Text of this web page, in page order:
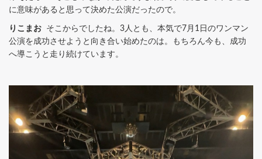
に意味があると思って決めた公演だったので。
りこまお そこからでしたね。3人とも、本気で7月1日のワンマン
公演を成功させようと向き合い始めたのは。もちろん今も、成功
へ導こうと走り続けています。